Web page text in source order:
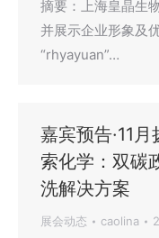
摘要：上海皇晶生
并展示企业形象及
“rhyayuan”…
嘉宾预告·11
索化学：双碳
洗解决方案
展会动态 caolina